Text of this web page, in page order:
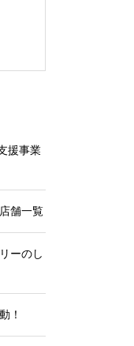
援事業
舗一覧
ーのし
！